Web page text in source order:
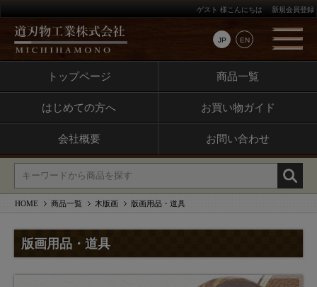
JP EN
ゲスト 様こんにちは 新規会員登録
トップページ 商品一覧
はじめての方へ お買い物ガイド
会社概要 お問い合わせ
HOME 商品一覧 木版画 版画用品・道具
版画用品・道具